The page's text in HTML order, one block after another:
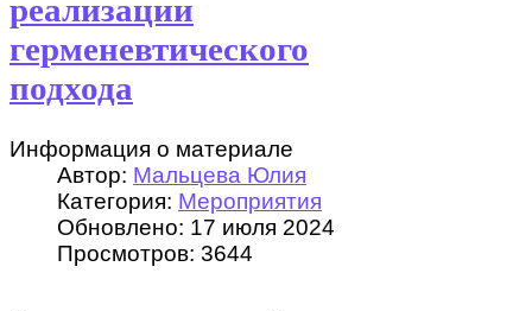
реализации
герменевтического
подхода
Информация о материале
Автор: Мальцева Юлия
Категория: Мероприятия
Обновлено: 17 июля 2024
Просмотров: 3644